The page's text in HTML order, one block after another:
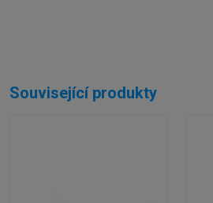
Související produkty